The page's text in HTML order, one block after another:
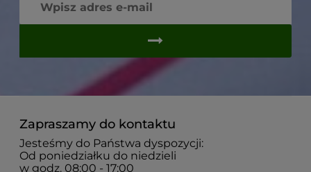
Zapraszamy do kontaktu
Jesteśmy do Państwa dyspozycji:
Od poniedziałku do niedzieli
w godz. 08:00 - 17:00